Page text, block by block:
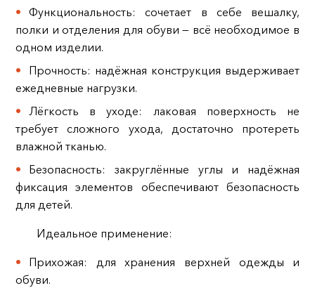
Функциональность: сочетает в себе вешалку,
полки и отделения для обуви — всё необходимое в
одном изделии.
Прочность: надёжная конструкция выдерживает
ежедневные нагрузки.
Лёгкость в уходе: лаковая поверхность не
требует сложного ухода, достаточно протереть
влажной тканью.
Безопасность: закруглённые углы и надёжная
фиксация элементов обеспечивают безопасность
для детей.
Идеальное применение:
Прихожая: для хранения верхней одежды и
обуви.